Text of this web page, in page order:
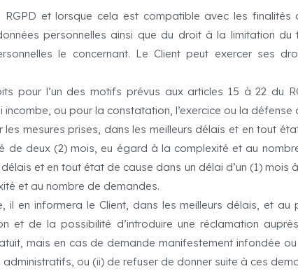
et lorsque cela est compatible avec les finalités
personnelles ainsi que du droit à la limitation
le concernant. Le Client peut exercer ses
pour l’un des motifs prévus aux articles 15 à 22 du
ou pour la constatation, l’exercice ou la défense
mesures prises, dans les meilleurs délais et en tout
deux (2) mois, eu égard à la complexité et au
et en tout état de cause dans un délai d’un (1)
et au nombre de demandes.
en informera le Client, dans les meilleurs délais, et
de la possibilité d’introduire une réclamation
mais en cas de demande manifestement infondée
ou (ii) de refuser de donner suite à ces